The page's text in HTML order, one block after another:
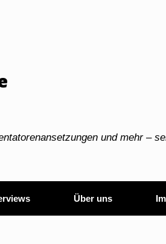
und mehr –
Über uns